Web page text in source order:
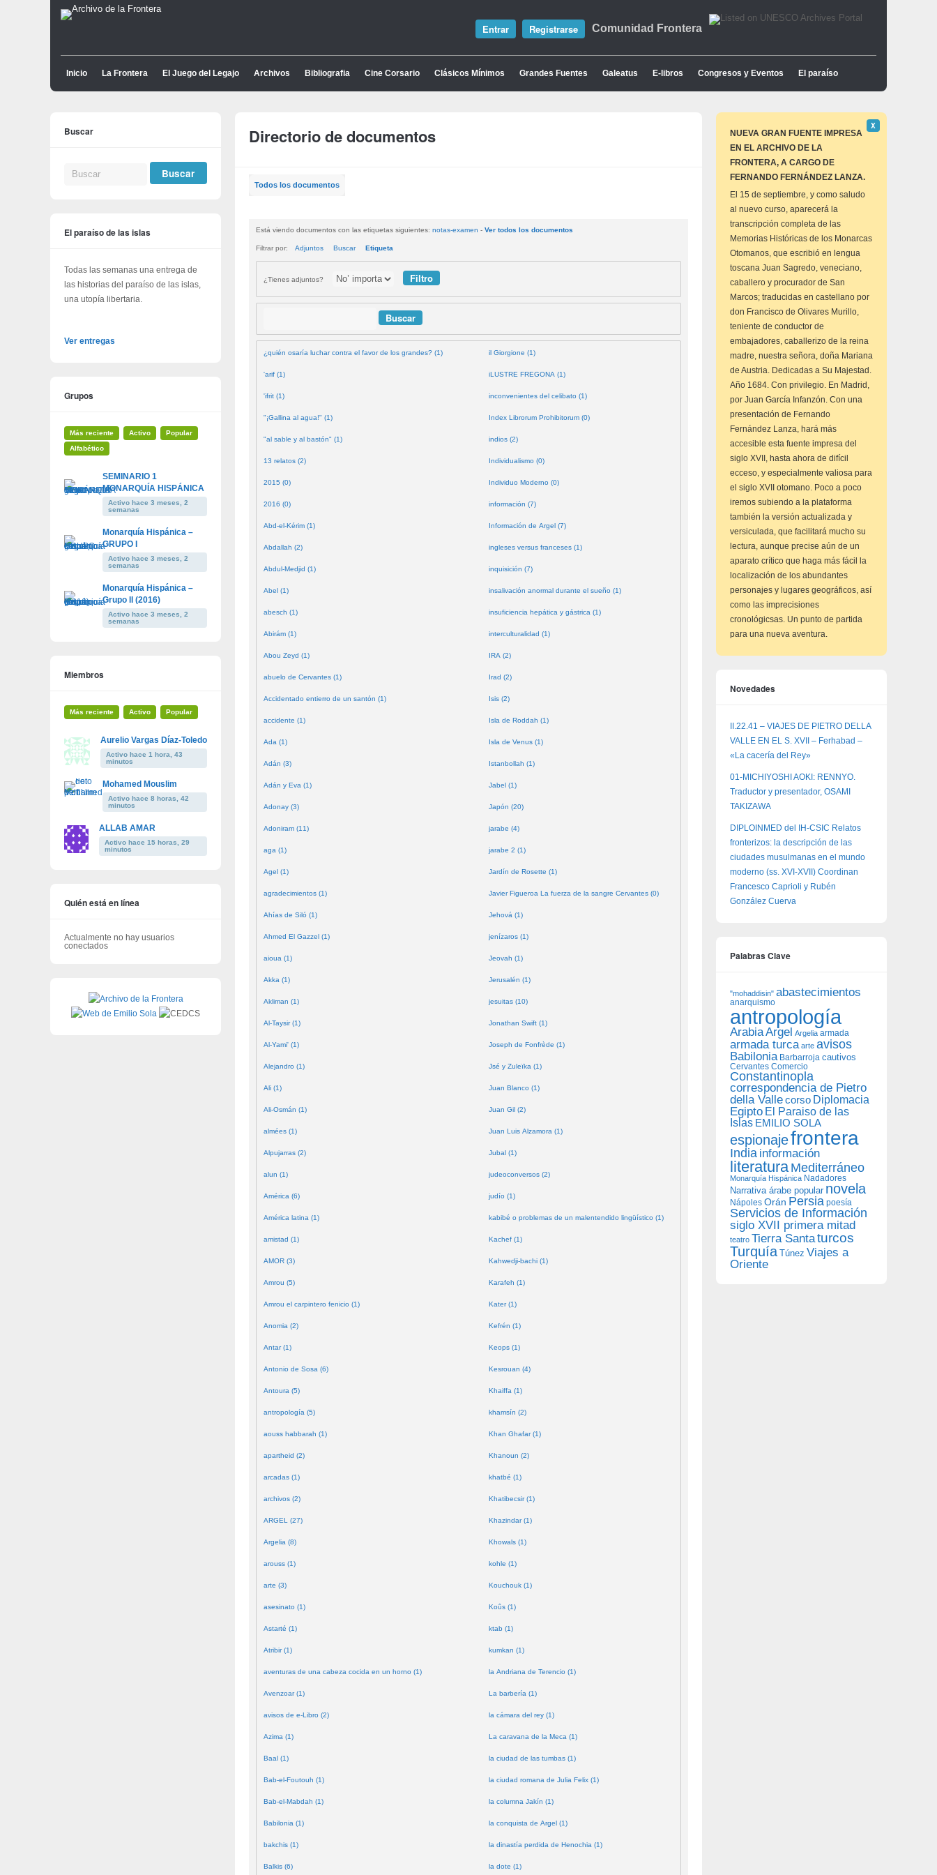
Comunidad Frontera
Entrar Registrarse
Inicio La Frontera El Juego del Legajo Archivos Bibliografia Cine Corsario Clásicos Mínimos Grandes Fuentes Galeatus E-libros Congresos y Eventos El paraíso
Directorio de documentos
Todos los documentos
Está viendo documentos con las etiquetas siguientes: notas-examen - Ver todos los documentos
Filtrar por: Adjuntos Buscar Etiqueta
¿Tienes adjuntos?
¿quién osaría luchar contra el favor de los grandes? (1)
'arif (1)
'ifrit (1)
"¡Gallina al agua!" (1)
"al sable y al bastón" (1)
13 relatos (2)
2015 (0)
2016 (0)
Abd-el-Kérim (1)
Abdallah (2)
Abdul-Medjid (1)
Abel (1)
abesch (1)
Abirám (1)
Abou Zeyd (1)
abuelo de Cervantes (1)
Accidentado entierro de un santón (1)
accidente (1)
Ada (1)
Adán (3)
Adán y Eva (1)
Adonay (3)
Adoniram (11)
aga (1)
Agel (1)
agradecimientos (1)
Ahías de Siló (1)
Ahmed El Gazzel (1)
aioua (1)
Akka (1)
Akliman (1)
Al-Taysir (1)
Al-Yami' (1)
Alejandro (1)
Ali (1)
Ali-Osmán (1)
almées (1)
Alpujarras (2)
alun (1)
América (6)
América latina (1)
amistad (1)
AMOR (3)
Amrou (5)
Amrou el carpintero fenicio (1)
Anomia (2)
Antar (1)
Antonio de Sosa (6)
Antoura (5)
antropología (5)
aouss habbarah (1)
apartheid (2)
arcadas (1)
archivos (2)
ARGEL (27)
Argelia (8)
arouss (1)
arte (3)
asesinato (1)
Astarté (1)
Atribir (1)
aventuras de una cabeza cocida en un horno (1)
Avenzoar (1)
avisos de e-Libro (2)
Azima (1)
Baal (1)
Bab-el-Foutouh (1)
Bab-el-Mabdah (1)
Babilonia (1)
bakchis (1)
Balkis (6)
il Giorgione (1)
iLUSTRE FREGONA (1)
inconvenientes del celibato (1)
Index Librorum Prohibitorum (0)
indios (2)
Individualismo (0)
Individuo Moderno (0)
información (7)
Información de Argel (7)
ingleses versus franceses (1)
inquisición (7)
insalivación anormal durante el sueño (1)
insuficiencia hepática y gástrica (1)
interculturalidad (1)
IRA (2)
Irad (2)
Isis (2)
Isla de Roddah (1)
Isla de Venus (1)
Istanbollah (1)
Jabel (1)
Japón (20)
jarabe (4)
jarabe 2 (1)
Jardín de Rosette (1)
Javier Figueroa La fuerza de la sangre Cervantes (0)
Jehová (1)
jenízaros (1)
Jeovah (1)
Jerusalén (1)
jesuitas (10)
Jonathan Swift (1)
Joseph de Fonfrède (1)
Jsé y Zuleïka (1)
Juan Blanco (1)
Juan Gil (2)
Juan Luis Alzamora (1)
Jubal (1)
judeoconversos (2)
judío (1)
kabibé o problemas de un malentendido lingüístico (1)
Kachef (1)
Kahwedji-bachi (1)
Karafeh (1)
Kater (1)
Kefrén (1)
Keops (1)
Kesrouan (4)
Khaiffa (1)
khamsín (2)
Khan Ghafar (1)
Khanoun (2)
khatbé (1)
Khatibecsir (1)
Khazindar (1)
Khowals (1)
kohle (1)
Kouchouk (1)
Koûs (1)
ktab (1)
kumkan (1)
la Andriana de Terencio (1)
La barbería (1)
la cámara del rey (1)
La caravana de la Meca (1)
la ciudad de las tumbas (1)
la ciudad romana de Julia Felix (1)
la columna Jakín (1)
la conquista de Argel (1)
la dinastía perdida de Henochia (1)
la dote (1)
Buscar
El paraíso de las islas
Todas las semanas una entrega de
las historias del paraíso de las islas,
una utopía libertaria.
Ver entregas
Grupos
Más reciente Activo
Popular
Alfabético
SEMINARIO 1
MONARQUÍA HISPÁNICA
Activo hace 3 meses, 2
semanas
Monarquía Hispánica –
GRUPO I
Activo hace 3 meses, 2
semanas
Monarquía Hispánica –
Grupo II (2016)
Activo hace 3 meses, 2
semanas
Miembros
Más reciente Activo Popular
Aurelio Vargas Díaz-Toledo
Activo hace 1 hora, 43
minutos
Mohamed Mouslim
Activo hace 8 horas, 42
minutos
ALLAB AMAR
Activo hace 15 horas, 29
minutos
Quién está en línea
Actualmente no hay usuarios
conectados
NUEVA GRAN FUENTE IMPRESA
EN EL ARCHIVO DE LA
FRONTERA, A CARGO DE
FERNANDO FERNÁNDEZ LANZA.
Descartar
este
Χ
El 15 de septiembre, y como saludo
al nuevo curso, aparecerá la
transcripción completa de las
Memorias Históricas de los Monarcas
Otomanos, que escribió en lengua
toscana Juan Sagredo, veneciano,
caballero y procurador de San
Marcos; traducidas en castellano por
don Francisco de Olivares Murillo,
teniente de conductor de
embajadores, caballerizo de la reina
madre, nuestra señora, doña Mariana
de Austria. Dedicadas a Su Majestad.
Año 1684. Con privilegio. En Madrid,
por Juan García Infanzón. Con una
presentación de Fernando
Fernández Lanza, hará más
accesible esta fuente impresa del
siglo XVII, hasta ahora de difícil
ecceso, y especialmente valiosa para
el siglo XVII otomano. Poco a poco
iremos subiendo a la plataforma
también la versión actualizada y
versiculada, que facilitará mucho su
lectura, aunque precise aún de un
aparato crítico que haga más fácil la
localización de los abundantes
personajes y lugares geográficos, así
como las imprecisiones
cronológicsas. Un punto de partida
para una nueva aventura.
Novedades
II.22.41 – VIAJES DE PIETRO DELLA
VALLE EN EL S. XVII – Ferhabad –
«La cacería del Rey»
01-MICHIYOSHI AOKI: RENNYO.
Traductor y presentador, OSAMI
TAKIZAWA
DIPLOINMED del IH-CSIC Relatos
fronterizos: la descripción de las
ciudades musulmanas en el mundo
moderno (ss. XVI-XVII) Coordinan
Francesco Caprioli y Rubén
González Cuerva
Palabras Clave
"mohaddisin" abastecimientos
anarquismo
antropología
ArabiaArgel Argelia armada
armada turca arte avisos
Babilonia Barbarroja cautivos
Cervantes Comercio
Constantinopla
correspondencia de Pietro
della Vallecorso Diplomacia
Egipto El Paraiso de las
Islas EMILIO SOLA
espionajefrontera
India información
literatura Mediterráneo
Monarquía Hispánica Nadadores
Narrativa árabe popular novela
Nápoles Orán Persia poesía
Servicios de Información
siglo XVII primera mitad
teatro Tierra Santaturcos
Turquía Túnez Viajes a
Oriente